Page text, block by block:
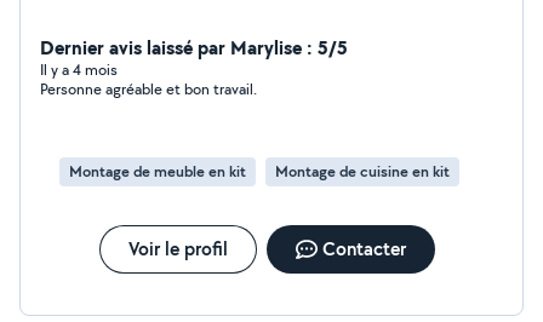
Dernier avis laissé par Marylise : 5/5
Il y a 4 mois
Personne agréable et bon travail.
Montage de meuble en kit Montage de cuisine en kit
Voir le profil Contacter